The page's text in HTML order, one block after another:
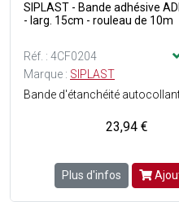
SIPLAST - Bande adhésive
- larg. 15cm - rouleau de 10m
Réf. : 4CF0204
Marque : SIPLAST
23,94 €
Plus d'infos